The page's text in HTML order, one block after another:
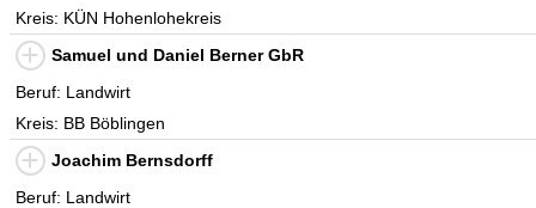
Kreis: KÜN Hohenlohekreis
Samuel und Daniel Berner GbR
Beruf: Landwirt
Kreis: BB Böblingen
Joachim Bernsdorff
Beruf: Landwirt